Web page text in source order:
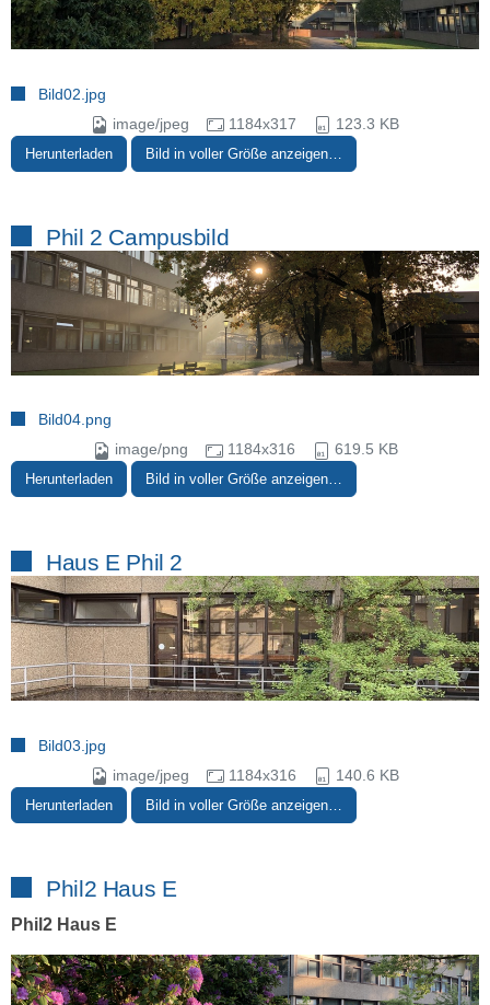
Bild02.jpg
image/jpeg
1184x317 123.3 KB
Herunterladen Bild in voller Größe anzeigen…
Phil 2 Campusbild
Bild04.png
image/png
1184x316 619.5 KB
Herunterladen Bild in voller Größe anzeigen…
Haus E Phil 2
Bild03.jpg
image/jpeg
1184x316 140.6 KB
Herunterladen Bild in voller Größe anzeigen…
Phil2 Haus E
Phil2 Haus E